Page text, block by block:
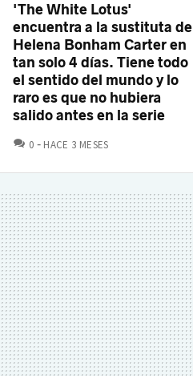
'The White Lotus'
encuentra a la sustituta de
Helena Bonham Carter en
tan solo 4 días. Tiene todo
el sentido del mundo y lo
raro es que no hubiera
salido antes en la serie
0 COMENTARIOS
HACE 3 MESES